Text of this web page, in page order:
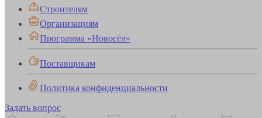
Строителям
Организациям
Программа «Новосёл»
Поставщикам
Политика конфиденциальности
Задать вопрос